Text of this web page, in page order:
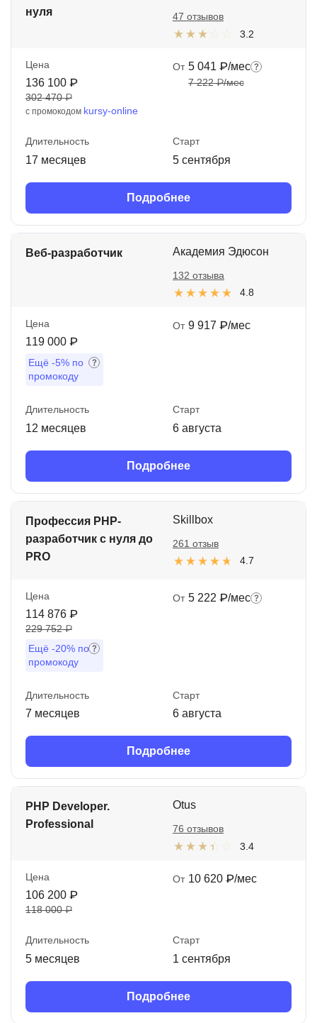
нуля
3.2
47 отзывов
Цена
136 100 ₽
302 470 ₽
с промокодом kursy-online
От 5 041 ₽/мес
7 222 ₽/мес
Длительность
17 месяцев
Старт
5 сентября
Подробнее
Веб-разработчик Академия Эдюсон
4.8
132 отзыва
Цена
119 000 ₽
Ещё -5% по
промокоду
От 9 917 ₽/мес
Длительность
12 месяцев
Старт
6 августа
Подробнее
Профессия PHP-
разработчик с нуля до
PRO
Skillbox
4.7
261 отзыв
Цена
114 876 ₽
229 752 ₽
Ещё -20% по
промокоду
От 5 222 ₽/мес
Длительность
7 месяцев
Старт
6 августа
Подробнее
PHP Developer.
Professional
Otus
3.4
76 отзывов
Цена
106 200 ₽
118 000 ₽
От 10 620 ₽/мес
Длительность
5 месяцев
Старт
1 сентября
Подробнее